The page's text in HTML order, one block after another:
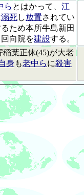
ら とはかって、 江
溺死し放置されてい
ため本所牛島新田
向院を建設する。
稲葉正休(45)が大老
身も老中らに殺害